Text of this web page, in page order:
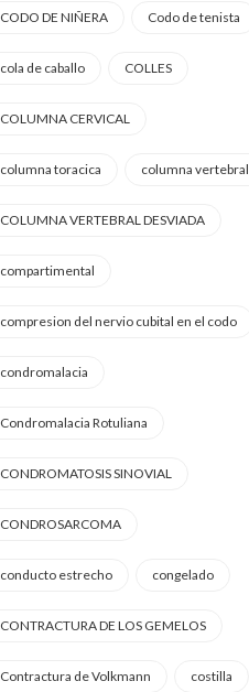
CODO DE NIÑERA Codo de tenista
cola de caballo COLLES
COLUMNA CERVICAL
columna toracica columna vertebral
COLUMNA VERTEBRAL DESVIADA
compartimental
compresion del nervio cubital en el codo
condromalacia
Condromalacia Rotuliana
CONDROMATOSIS SINOVIAL
CONDROSARCOMA
conducto estrecho congelado
CONTRACTURA DE LOS GEMELOS
Contractura de Volkmann costilla